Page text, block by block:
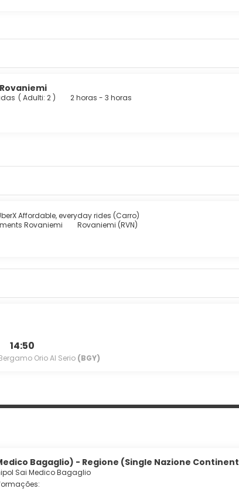
( Adulti: 2 )
2 horas - 3 horas
Affordable, everyday rides (Carro)
Rovaniemi
Rovaniemi (RVN)
14:50
Orio Al Serio (BGY)
Bagaglio) - Regione (Single Nazione
Sai Medico Bagaglio